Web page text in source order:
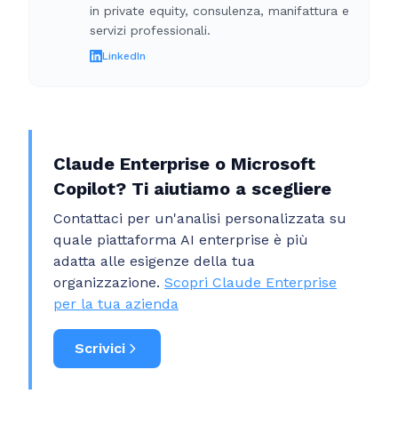
in private equity, consulenza, manifattura e
servizi professionali.
LinkedIn
Claude Enterprise o Microsoft
Copilot? Ti aiutiamo a scegliere
Contattaci per un'analisi personalizzata su
quale piattaforma AI enterprise è più
adatta alle esigenze della tua
organizzazione. Scopri Claude Enterprise
per la tua azienda
Scrivici